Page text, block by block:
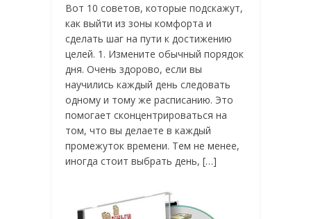
Вот 10 советов, которые подскажут,
как выйти из зоны комфорта и
сделать шаг на пути к достижению
целей. 1. Измените обычный порядок
дня. Очень здорово, если вы
научились каждый день следовать
одному и тому же расписанию. Это
помогает сконцентрироваться на
том, что вы делаете в каждый
промежуток времени. Тем не менее,
иногда стоит выбрать день, […]